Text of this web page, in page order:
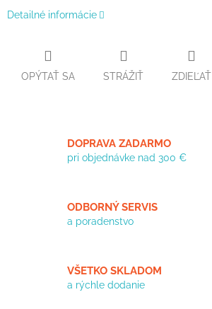
Detailné informácie
OPÝTAŤ SA STRÁŽIŤ ZDIEĽAŤ
DOPRAVA ZADARMO
pri objednávke nad 300 €
ODBORNÝ SERVIS
a poradenstvo
VŠETKO SKLADOM
a rýchle dodanie